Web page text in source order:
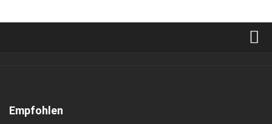
Kontakt, Impressum
Empfohlen